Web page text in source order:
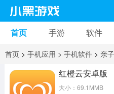
手机游戏
安卓游戏 卡牌
首页 手游 软件
首页 > 手机应用 > 手机软件 > 亲
红橙云安卓版
大小：69.1MMB